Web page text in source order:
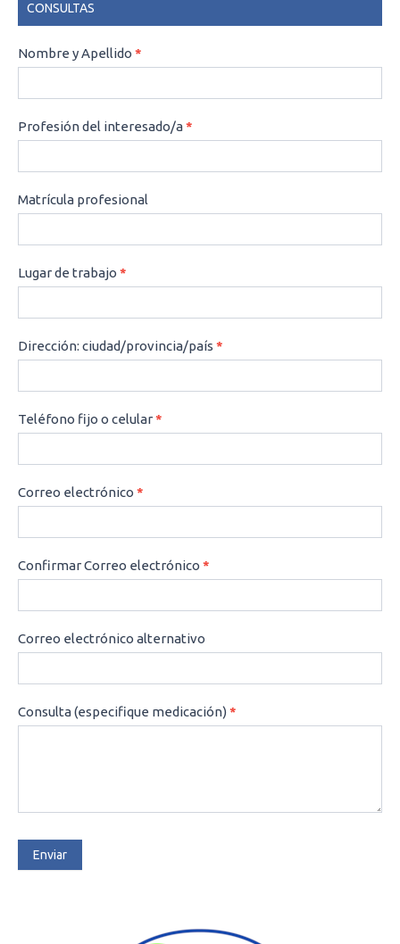
CONSULTAS
CONSULTAS
Nombre y Apellido *
Profesión del interesado/a*
Matrícula profesional
Lugar de trabajo *
Dirección: ciudad/provincia/país *
Teléfono fijo o celular*
Correo electrónico *
Confirmar Correo electrónico *
Correo electrónico alternativo
Consulta (especifique medicación)*
Enviar